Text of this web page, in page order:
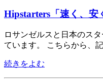
Hipstarters「速く、安
ロサンゼルスと日本のス
ています。 こちらから、
続きをよむ